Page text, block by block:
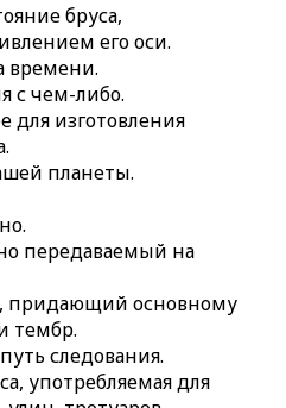
лекарственная форма.
48.Лица,
сопровождающие
важную особу.
желательно
51.
вино.
бруса,
его оси.
времени.
с чем-либо.
для изготовления
планеты.
передаваемый на
придающий основному
тембр.
следования.
употребляемая для